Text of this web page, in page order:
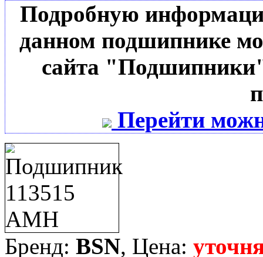
Подробную
данном подшипнике
сайта
Перейти
Бренд: BSN, Цена: